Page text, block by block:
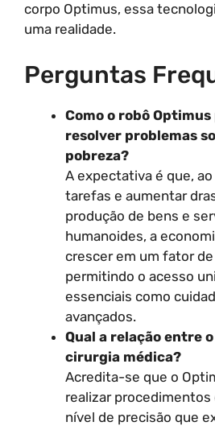
corpo Optimus, essa
uma realidade.
Perguntas
Como o robô
resolver problemas
pobreza?
A expectativa é que,
tarefas e aumentar
produção de bens e
humanoides, a
crescer em um fator de
permitindo o acesso
essenciais como
avançados.
Qual a relação entre
cirurgia médica?
Acredita-se que o
realizar
nível de precisão que